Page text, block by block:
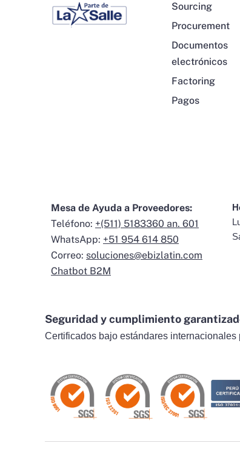
Sourcing
Procurement
Documentos
electrónicos
Factoring
Pagos
Mesa de Ayuda a Proveedores:
Teléfono: +(511) 5183360 an. 601
WhatsApp: +51 954 614 850
Correo: soluciones@ebizlatin.com
Chatbot B2M
Seguridad y cumplimiento
Certificados bajo estándares